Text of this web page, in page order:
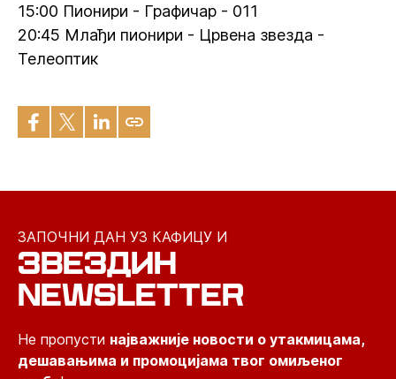
15:00 Пионири - Графичар - 011
20:45 Млађи пионири - Црвена звезда -
Телеоптик
ЗАПОЧНИ ДАН УЗ КАФИЦУ И
ЗВЕЗДИН
NEWSLETTER
Не пропусти најважније новости о утакмицама,
дешавањима и промоцијама твог омиљеног